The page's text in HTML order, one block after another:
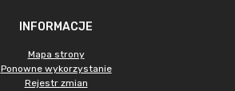
INFORMACJE
Mapa strony
Ponowne wykorzystanie
Rejestr zmian